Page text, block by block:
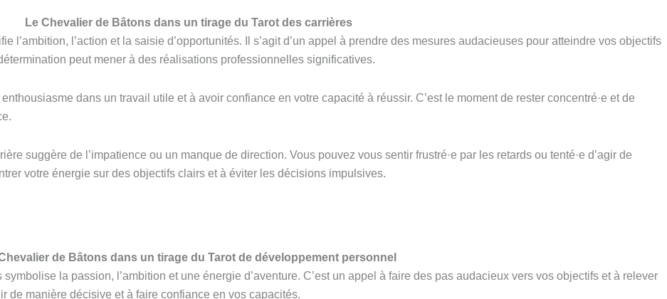
Le Chevalier de Bâtons dans un tirage du Tarot des carrières
l’ambition, l’action et la saisie d’opportunités. Il s’agit d’un appel à prendre des mesures audacieuses pour atteindre vos objectifs
peut mener à des réalisations professionnelles significatives.
dans un travail utile et à avoir confiance en votre capacité à réussir. C’est le moment de rester concentré·e et de
suggère de l’impatience ou un manque de direction. Vous pouvez vous sentir frustré·e par les retards ou tenté·e d’agir de
votre énergie sur des objectifs clairs et à éviter les décisions impulsives.
de Bâtons dans un tirage du Tarot de développement personnel
la passion, l’ambition et une énergie d’aventure. C’est un appel à faire des pas audacieux vers vos objectifs et à relever
de manière décisive et à faire confiance en vos capacités.